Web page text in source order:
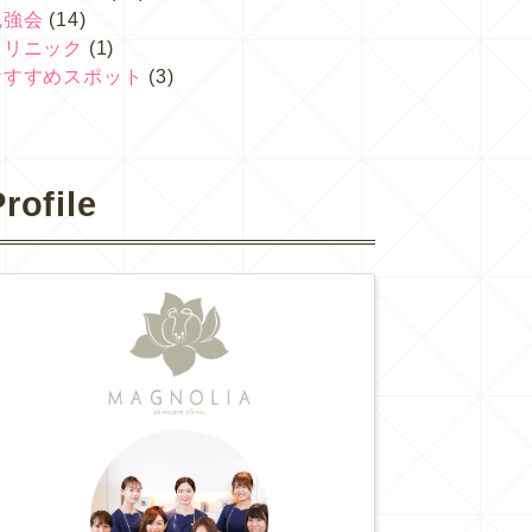
会 (14)
ニック (1)
すめスポット (3)